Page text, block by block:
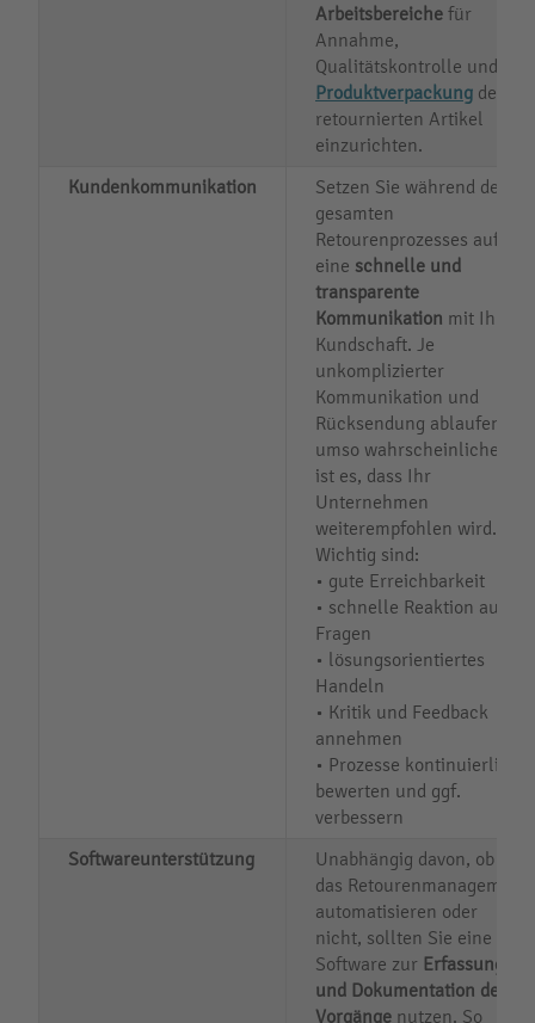
Arbeitsbereiche für
Annahme,
Qualitätskontrolle und
Produktverpackung der
retournierten Artikel
einzurichten.
Kundenkommunikation
Setzen Sie während des
gesamten
Retourenprozesses auf
eine schnelle und
transparente
Kommunikation mit Ihrer
Kundschaft. Je
unkomplizierter
Kommunikation und
Rücksendung ablaufen,
umso wahrscheinlicher
ist es, dass Ihr
Unternehmen
weiterempfohlen wird.
Wichtig sind:
• gute Erreichbarkeit
• schnelle Reaktion auf
Fragen
• lösungsorientiertes
Handeln
• Kritik und Feedback
annehmen
• Prozesse kontinuierlich
bewerten und ggf.
verbessern
Softwareunterstützung
Unabhängig davon, ob Sie
das Retourenmanagement
automatisieren oder
nicht, sollten Sie eine
Software zur Erfassung
und Dokumentation der
Vorgänge nutzen. So